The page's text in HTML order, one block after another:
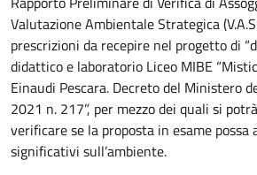
Valutazione Ambientale Strategica
prescrizioni da recepire nel progetto di
didattico e laboratorio Liceo MIBE
Einaudi Pescara. Decreto del Ministero
2021 n. 217”, per mezzo dei quali si
verificare se la proposta in esame possa
significativi sull’ambiente.